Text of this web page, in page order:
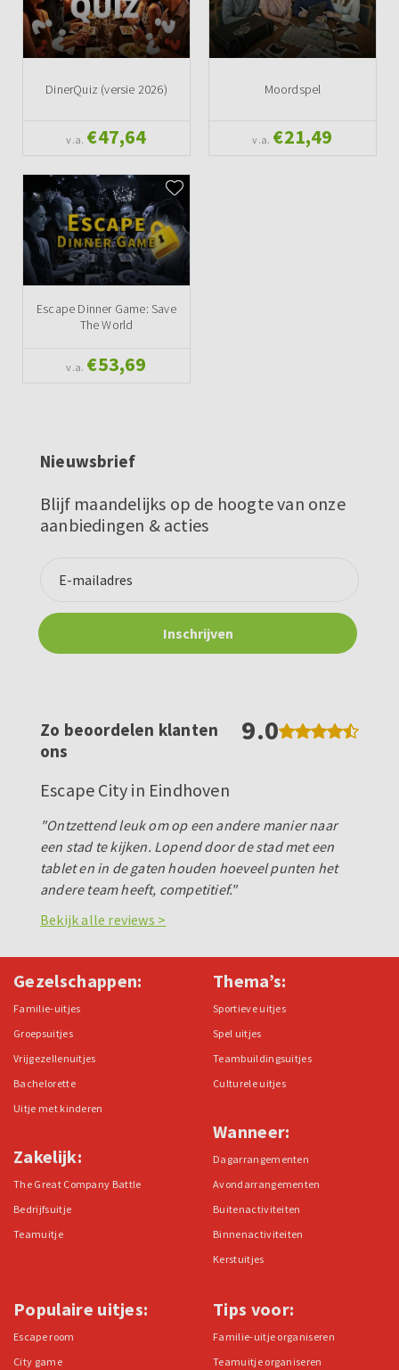
DinerQuiz (versie 2026)
v.a. €47,64
Moordspel
v.a. €21,49
Escape Dinner Game: Save
The World
v.a. €53,69
Nieuwsbrief
Blijf maandelijks op de hoogte van onze
aanbiedingen & acties
Zo beoordelen klanten
ons
9.0
Escape City in Eindhoven
"Ontzettend leuk om op een andere manier naar
een stad te kijken. Lopend door de stad met een
tablet en in de gaten houden hoeveel punten het
andere team heeft, competitief."
Bekijk alle reviews >
Gezelschappen:
Familie-uitjes
Groepsuitjes
Vrijgezellenuitjes
Bachelorette
Uitje met kinderen
Zakelijk:
The Great Company Battle
Bedrijfsuitje
Teamuitje
Thema’s:
Sportieve uitjes
Spel uitjes
Teambuildingsuitjes
Culturele uitjes
Wanneer:
Dagarrangementen
Avondarrangementen
Buitenactiviteiten
Binnenactiviteiten
Kerstuitjes
Populaire uitjes:
Escape room
City game
Tips voor:
Familie-uitje organiseren
Teamuitje organiseren